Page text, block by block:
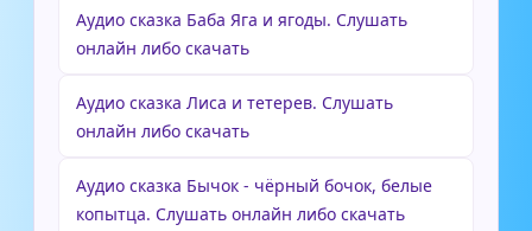
Аудио сказка Баба Яга и ягоды. Слушать
онлайн либо скачать
Аудио сказка Лиса и тетерев. Слушать
онлайн либо скачать
Аудио сказка Бычок - чёрный бочок, белые
копытца. Слушать онлайн либо скачать